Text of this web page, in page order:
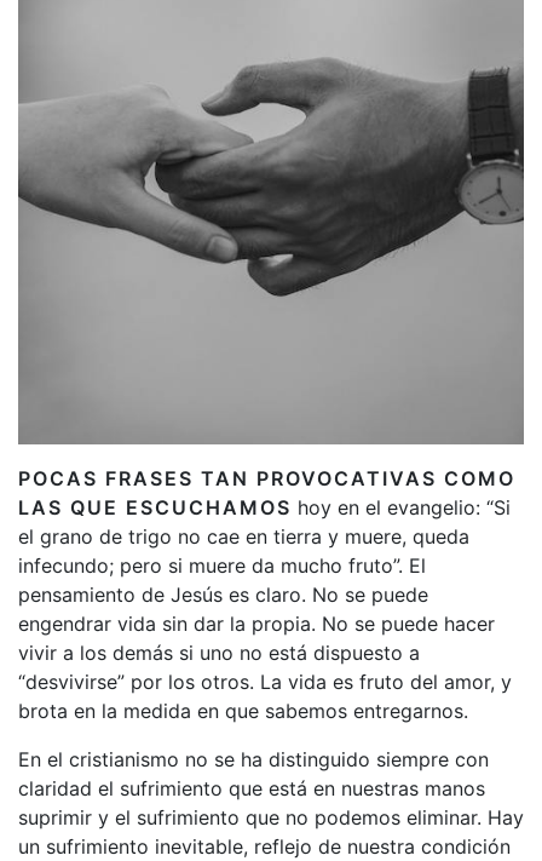
POCAS FRASES TAN PROVOCATIVAS COMO
LAS QUE ESCUCHAMOS hoy en el evangelio: “Si
el grano de trigo no cae en tierra y muere, queda
infecundo; pero si muere da mucho fruto”. El
pensamiento de Jesús es claro. No se puede
engendrar vida sin dar la propia. No se puede hacer
vivir a los demás si uno no está dispuesto a
“desvivirse” por los otros. La vida es fruto del amor, y
brota en la medida en que sabemos entregarnos.
En el cristianismo no se ha distinguido siempre con
claridad el sufrimiento que está en nuestras manos
suprimir y el sufrimiento que no podemos eliminar. Hay
un sufrimiento inevitable, reflejo de nuestra condición